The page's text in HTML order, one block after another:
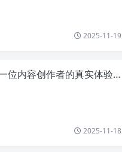
2025-11-19
容创作者的真实体验让人震惊
2025-11-18